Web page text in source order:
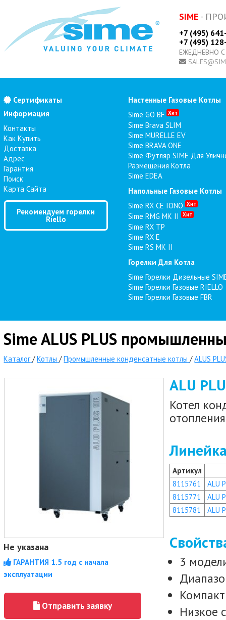
SIME -
+7 (495)
+7 (495)
ЕЖЕДНЕВНО
Сертификаты
Информация
Контакты
Как Купить
Доставка
Адрес
Гарантия
Поиск
Карта Сайта
Рекомендуем горелки
Riello
Настенные Газовые Котлы
Sime GO BF Хит
Sime Brava SLIM
Sime MURELLE EV
Sime BRAVA ONE
Sime Футляр SIME Для
Размещения Котла
Sime EDEA
Напольные Газовые Котлы
Sime RX CE IONO Хит
Sime RMG MK II Хит
Sime RX TP
Sime RX E
Sime RS MK II
Горелки Для Котла
Sime Горелки Дизельные
Sime Горелки Газовые RIELLO
Sime Горелки Газовые FBR
Sime ALUS PLUS
Каталог /Котлы /Промышленные конденсатные котлы /ALUS
Не указана
ГАРАНТИЯ 1.5 год с начала
эксплуатации
Отправить заявку
ALU
Котел
отопления
Артикул
8115761
ALU
8115771
ALU
8115781
ALU
3
Низкое